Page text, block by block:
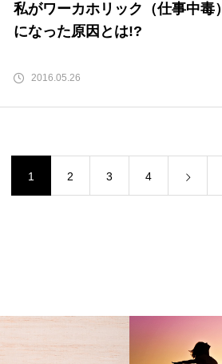
私がワーカホリック（仕事中毒）
になった原因とは!?
2016.05.26
1 2 3 4